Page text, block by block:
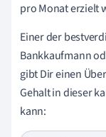
pro Monat erzielt
Einer der
Bankkaufmann
gibt Dir einen
Gehalt in dieser
kann: